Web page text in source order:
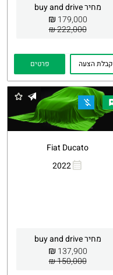
מחיר buy and drive
179,000
₪
222,000 ₪
קבלת הצעה פרטים
Fiat Ducato
2022
מחיר buy and drive
137,900
₪
150,000 ₪
Whatsapp